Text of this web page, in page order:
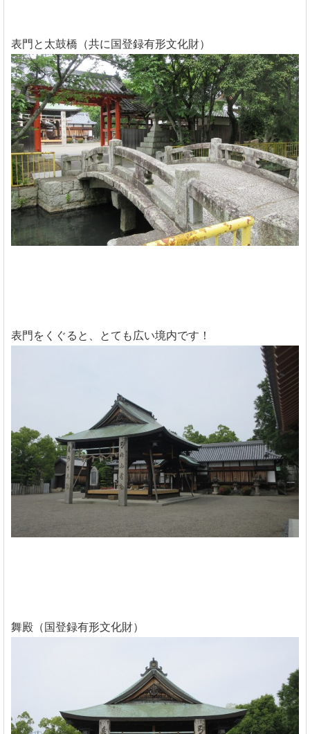
表門と太鼓橋（共に国登録有形文化財）
表門をくぐると、とても広い境内です！
舞殿（国登録有形文化財）